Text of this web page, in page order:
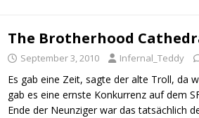
The Brotherhood
September 3, 2010 Infernal_Teddy
Es gab eine Zeit, sagte der alte Troll, da
gab es eine ernste Konkurrenz auf dem
Ende der Neunziger war das tatsächlich